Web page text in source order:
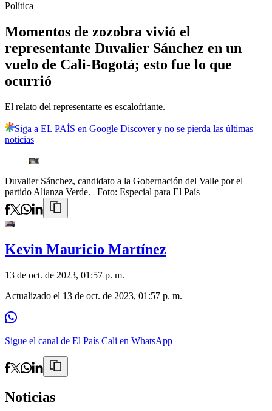
Política
Momentos de zozobra vivió el
representante Duvalier Sánchez en un
vuelo de Cali-Bogotá; esto fue lo que
ocurrió
El relato del representarte es escalofriante.
Siga a EL PAÍS en Google Discover y no se pierda las últimas
noticias
Duvalier Sánchez, candidato a la Gobernación del Valle por el
partido Alianza Verde. | Foto: Especial para El País
Kevin Mauricio Martínez
13 de oct. de 2023, 01:57 p. m.
Actualizado el 13 de oct. de 2023, 01:57 p. m.
Sigue el canal de El País Cali en WhatsApp
Noticias